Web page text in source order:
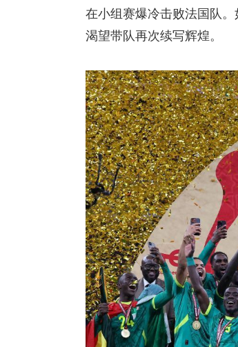
在小组赛爆冷击败法国队
渴望带队再次续写辉煌。